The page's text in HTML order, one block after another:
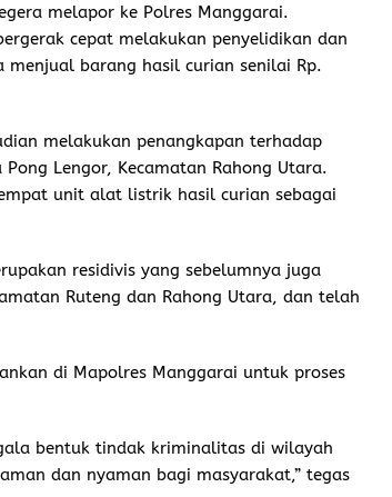
melapor ke Polres Manggarai.
cepat melakukan penyelidikan dan
barang hasil curian senilai Rp.
melakukan penangkapan terhadap
Lengor, Kecamatan Rahong Utara.
unit alat listrik hasil curian sebagai
residivis yang sebelumnya juga
Ruteng dan Rahong Utara, dan telah
di Mapolres Manggarai untuk proses
bentuk tindak kriminalitas di wilayah
dan nyaman bagi masyarakat,” tegas